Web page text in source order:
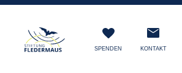
SPENDEN KONTAKT